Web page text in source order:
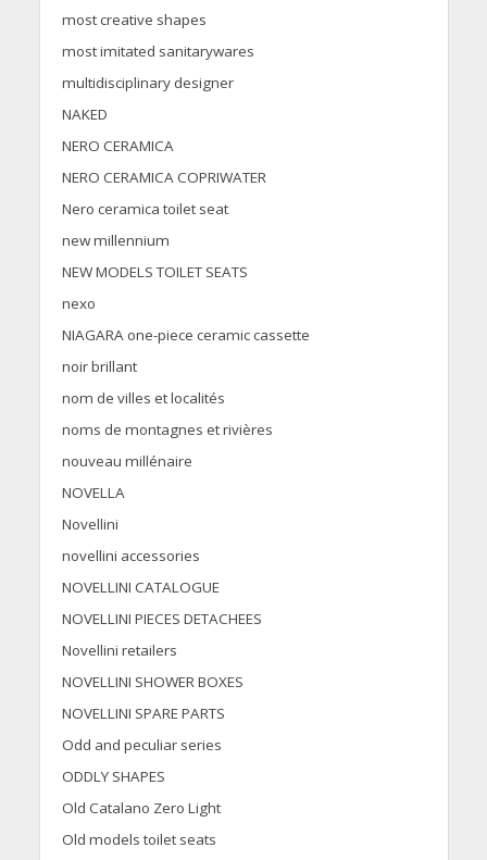
most creative shapes
most imitated sanitarywares
multidisciplinary designer
NAKED
NERO CERAMICA
NERO CERAMICA COPRIWATER
Nero ceramica toilet seat
new millennium
NEW MODELS TOILET SEATS
nexo
NIAGARA one-piece ceramic cassette
noir brillant
nom de villes et localités
noms de montagnes et rivières
nouveau millénaire
NOVELLA
Novellini
novellini accessories
NOVELLINI CATALOGUE
NOVELLINI PIECES DETACHEES
Novellini retailers
NOVELLINI SHOWER BOXES
NOVELLINI SPARE PARTS
Odd and peculiar series
ODDLY SHAPES
Old Catalano Zero Light
Old models toilet seats